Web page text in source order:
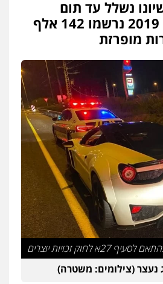
נאשף
פשיעה חמורה זכויות אדם
מוחמד סביחאת
תעבורה פשיעה כלכלית
אבו שעירה – משרד עורכי דין
בטחוני צבאי נזיקין
משרד עורכי דין
צווארון לבן מס הכנסה מע"מ
נשלל עד תום
ההליכים. בשנת 2019 נרשמו 142 אלף
מופרזת
לחוק זכויות יוצרים
(צילומים: משטרה)